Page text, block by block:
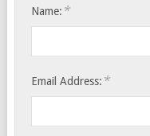
Name: *
Email Address: *